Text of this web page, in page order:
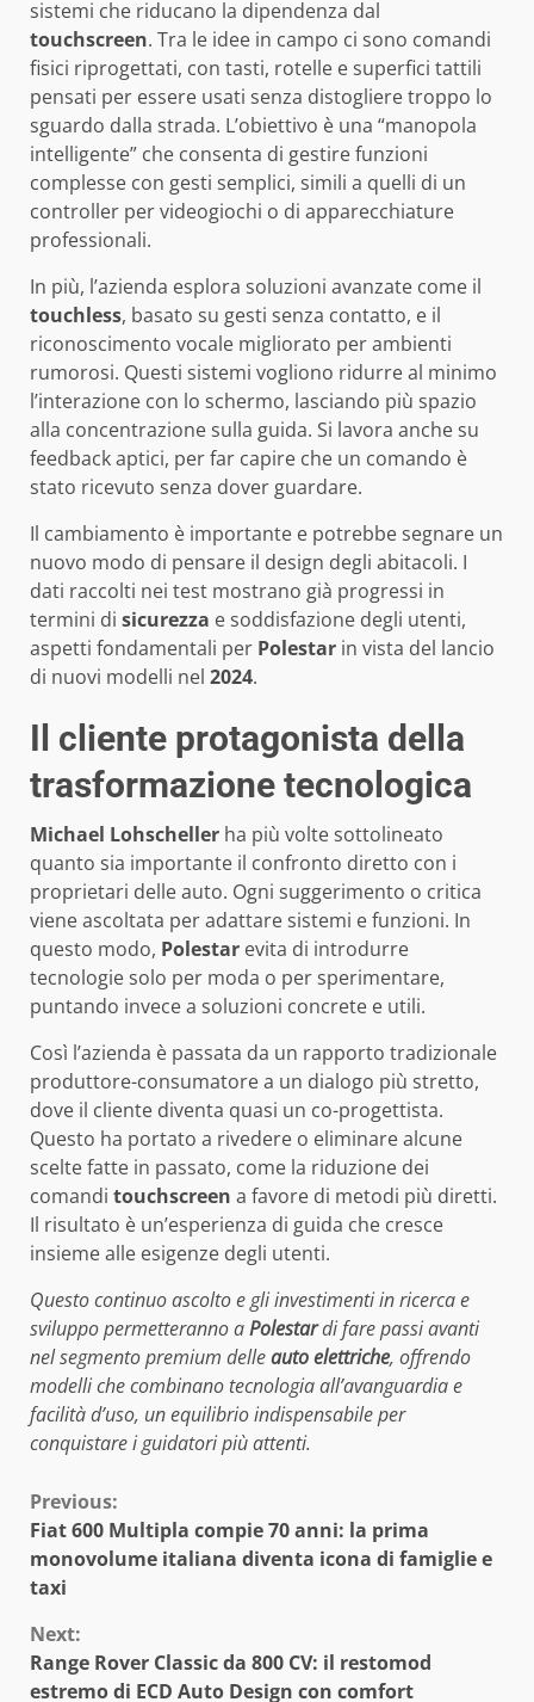
sistemi che riducano la dipendenza dal
touchscreen. Tra le idee in campo ci sono comandi
fisici riprogettati, con tasti, rotelle e superfici tattili
pensati per essere usati senza distogliere troppo lo
sguardo dalla strada. L’obiettivo è una “manopola
intelligente” che consenta di gestire funzioni
complesse con gesti semplici, simili a quelli di un
controller per videogiochi o di apparecchiature
professionali.
In più, l’azienda esplora soluzioni avanzate come il
touchless, basato su gesti senza contatto, e il
riconoscimento vocale migliorato per ambienti
rumorosi. Questi sistemi vogliono ridurre al minimo
l’interazione con lo schermo, lasciando più spazio
alla concentrazione sulla guida. Si lavora anche su
feedback aptici, per far capire che un comando è
stato ricevuto senza dover guardare.
Il cambiamento è importante e potrebbe segnare un
nuovo modo di pensare il design degli abitacoli. I
dati raccolti nei test mostrano già progressi in
termini di sicurezza e soddisfazione degli utenti,
aspetti fondamentali per Polestar in vista del lancio
di nuovi modelli nel 2024.
Il cliente protagonista della
trasformazione tecnologica
Michael Lohscheller ha più volte sottolineato
quanto sia importante il confronto diretto con i
proprietari delle auto. Ogni suggerimento o critica
viene ascoltata per adattare sistemi e funzioni. In
questo modo, Polestar evita di introdurre
tecnologie solo per moda o per sperimentare,
puntando invece a soluzioni concrete e utili.
Così l’azienda è passata da un rapporto tradizionale
produttore-consumatore a un dialogo più stretto,
dove il cliente diventa quasi un co-progettista.
Questo ha portato a rivedere o eliminare alcune
scelte fatte in passato, come la riduzione dei
comandi touchscreen a favore di metodi più diretti.
Il risultato è un’esperienza di guida che cresce
insieme alle esigenze degli utenti.
Questo continuo ascolto e gli investimenti in ricerca e
sviluppo permetteranno aPolestardi fare passi avanti
nel segmento premium delleauto elettriche, offrendo
modelli che combinano tecnologia all’avanguardia e
facilità d’uso, un equilibrio indispensabile per
conquistare i guidatori più attenti.
Continue
Reading
Previous:
Fiat 600 Multipla compie 70 anni: la prima
monovolume italiana diventa icona di famiglie e
taxi
Next:
Range Rover Classic da 800 CV: il restomod
estremo di ECD Auto Design con comfort